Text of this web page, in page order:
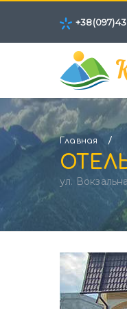
Главная /
ул.